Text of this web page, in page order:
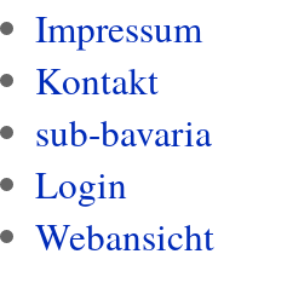
Impressum
Kontakt
sub-bavaria
Login
Webansicht